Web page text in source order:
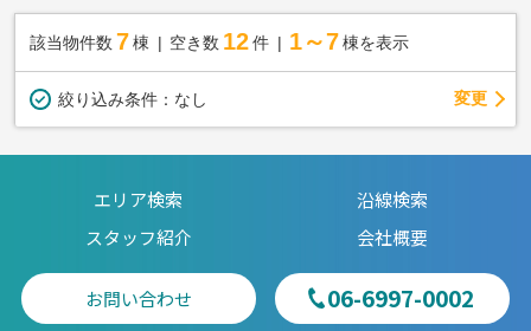
該当物件数 7棟 空き数 12 件 1～7 棟を表示
絞り込み条件： なし 変更
エリア検索
沿線検索
スタッフ紹介
会社概要
お問い合わせ 06-6997-0002